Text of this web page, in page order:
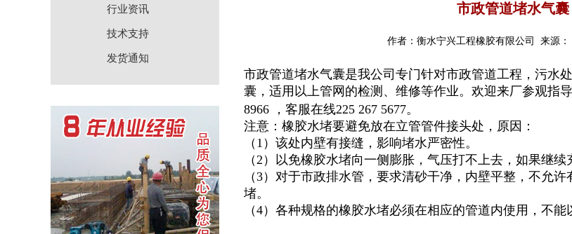
行业资讯
技术支持
发货通知
市政管道堵水气
作者：衡水宁兴工程橡胶有限公司 来源
市政管道堵水气囊是我公司专门针对市政管道工程，污水
囊，适用以上管网的检测、维修等作业。欢迎来厂参观指导
8966 ，客服在线225 267 5677。
注意：橡胶水堵要避免放在立管管件接头处，原因：
（1）该处内壁有接缝，影响堵水严密性。
（2）以免橡胶水堵向一侧膨胀，气压打不上去，如果继续
（3）对于市政排水管，要求清砂干净，内壁平整，不允
堵。
（4）各种规格的橡胶水堵必须在相应的管道内使用，不能